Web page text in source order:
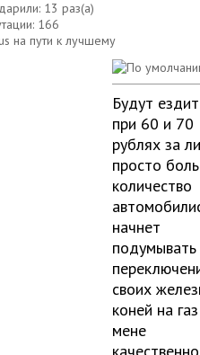
13 раз(а)
166
Будут
при 60 и 70
рублях за
просто
количество
начнет
своих
коней на
мене